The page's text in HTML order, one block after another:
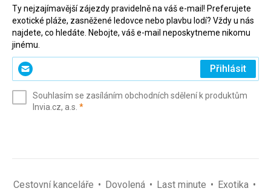
Ty nejzajímavější zájezdy pravidelně na váš e-mail! Preferujete
exotické pláže, zasněžené ledovce nebo plavbu lodí? Vždy u nás
najdete, co hledáte. Nebojte, váš e-mail neposkytneme nikomu
jinému.
Zadejte
svůj
(povinné)
Přihlásit
Souhlasím se zasíláním obchodních sdělení k produktům
Invia.cz, a.s. *(povinné)
Cestovní kanceláře Dovolená Last minute
Exotika